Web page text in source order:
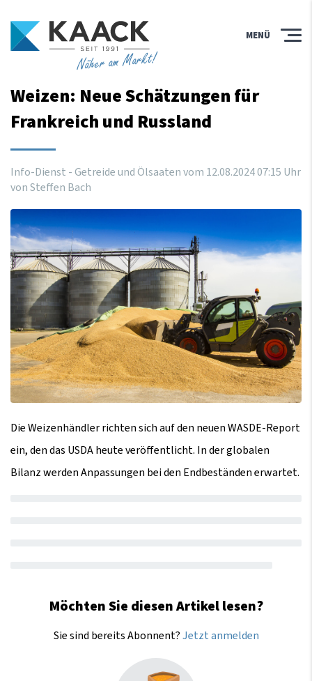
Näher am Markt!
MENÜ
Weizen: Neue Schätzungen für
Frankreich und Russland
Info-Dienst - Getreide und Ölsaaten vom 12.08.202407:15 Uhr
von Steffen Bach
Die Weizenhändler richten sich auf den neuen WASDE-Report
ein, den das USDA heute veröffentlicht. In der globalen
Bilanz werden Anpassungen bei den Endbeständen erwartet.
Möchten Sie diesen Artikel lesen?
Sie sind bereits Abonnent?Jetzt anmelden